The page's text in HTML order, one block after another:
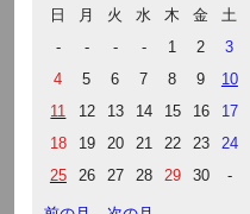
日 月 火 水 木 金
土
-
- - - 1 2
3
4
5 6 7 8 9
10
11
12 13 14 15 16
17
18
19 20 21 22 23
24
25
26 27 28 29 30 -